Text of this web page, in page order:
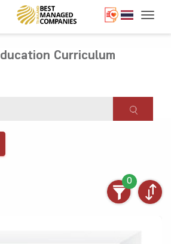
Curriculum
0